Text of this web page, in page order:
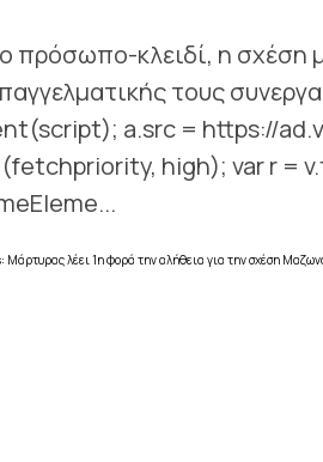
πρόσωπο-κλειδί, η σχέση
τους
a.src = https://
high); var r =